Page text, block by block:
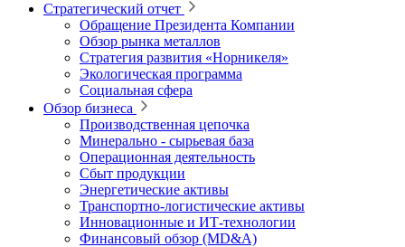
Стратегический отчет
Обращение Президента Компании
Обзор рынка металлов
Стратегия развития «Норникеля»
Экологическая программа
Социальная сфера
Обзор бизнеса
Производственная цепочка
Минерально ‑ сырьевая база
Операционная деятельность
Сбыт продукции
Энергетические активы
Транспортно-логистические активы
Инновационные и ИТ‑технологии
Финансовый обзор (MD&A)